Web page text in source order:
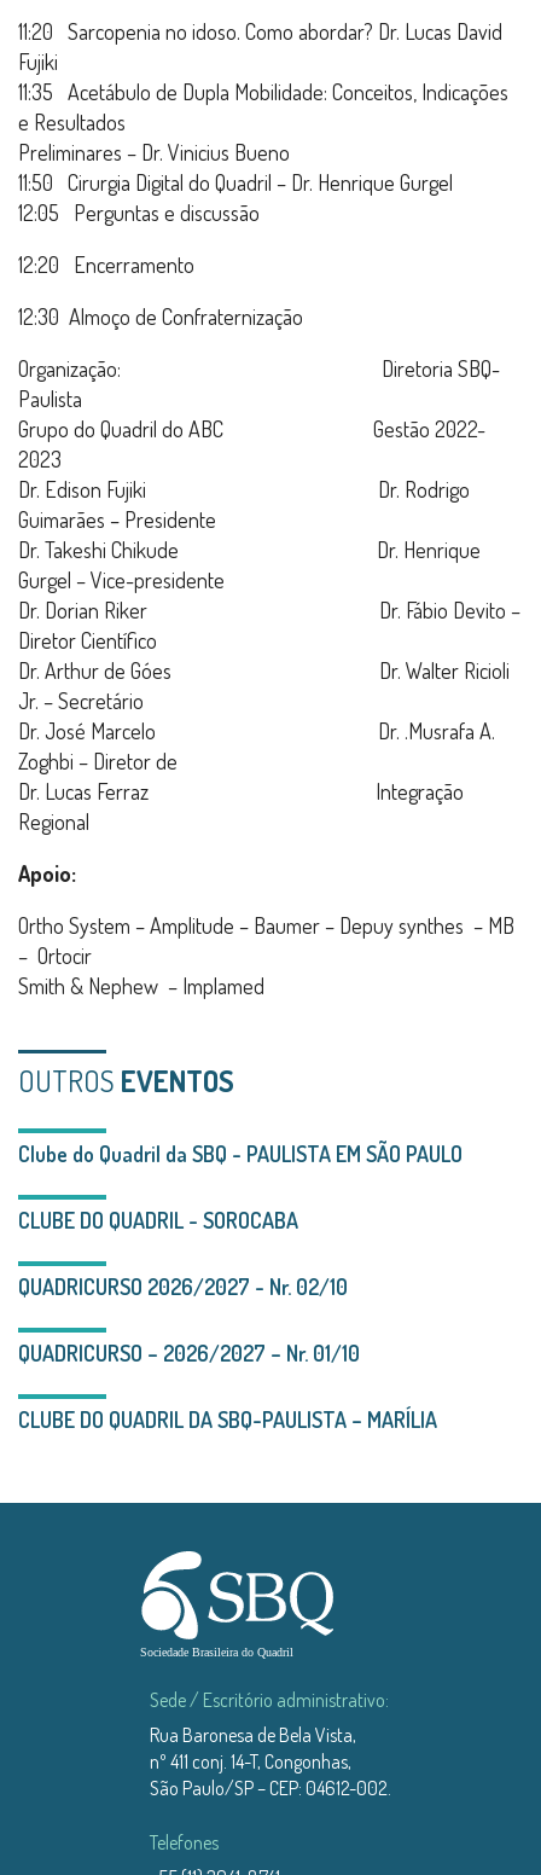
11:20 Sarcopenia no idoso. Como abordar? Dr. Lucas David
Fujiki
11:35 Acetábulo de Dupla Mobilidade: Conceitos, Indicações
e Resultados
Preliminares – Dr. Vinicius Bueno
11:50 Cirurgia Digital do Quadril – Dr. Henrique Gurgel
12:05 Perguntas e discussão
12:20 Encerramento
12:30 Almoço de Confraternização
Organização: Diretoria SBQ-
Paulista
Grupo do Quadril do ABC Gestão 2022-
2023
Dr. Edison Fujiki Dr. Rodrigo
Guimarães – Presidente
Dr. Takeshi Chikude Dr. Henrique
Gurgel – Vice-presidente
Dr. Dorian Riker Dr. Fábio Devito –
Diretor Científico
Dr. Arthur de Góes Dr. Walter Ricioli
Jr. – Secretário
Dr. José Marcelo Dr. .Musrafa A.
Zoghbi – Diretor de
Dr. Lucas Ferraz Integração
Regional
Apoio:
Ortho System – Amplitude – Baumer – Depuy synthes – MB
– Ortocir
Smith & Nephew – Implamed
OUTROS EVENTOS
Clube do Quadril da SBQ - PAULISTA EM SÃO PAULO
CLUBE DO QUADRIL - SOROCABA
QUADRICURSO 2026/2027 - Nr. 02/10
QUADRICURSO – 2026/2027 – Nr. 01/10
CLUBE DO QUADRIL DA SBQ-PAULISTA – MARÍLIA
Sede / Escritório administrativo:
Rua Baronesa de Bela Vista,
nº 411 conj. 14-T, Congonhas,
São Paulo/SP – CEP: 04612-002.
Telefones